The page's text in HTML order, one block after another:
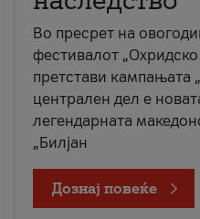
Во пресрет на
фестивалот
претстави кампањата
централен дел е
легендарната
„Билјан
Дознај повеќе